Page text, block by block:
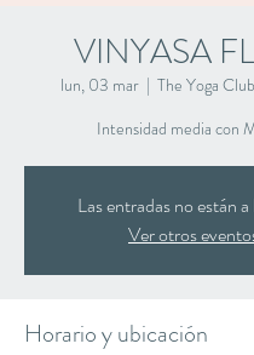
VINYASA
lun, 03 mar
  |
The Yoga
Intensidad media con
Las entradas no están
Ver otros
Horario y ubicación